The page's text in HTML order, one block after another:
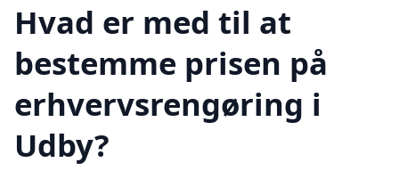
Hvad er med til at
bestemme prisen på
erhvervsrengøring i
Udby?